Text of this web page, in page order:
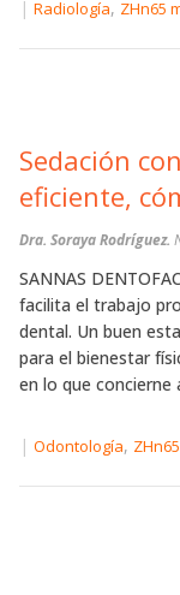
| Radiología, ZHn65
Sedación
eficiente,
Dra. Soraya Rodríguez.
SANNAS
facilita el trabajo
dental. Un buen
para el bienestar
en lo que concierne
| Odontología,